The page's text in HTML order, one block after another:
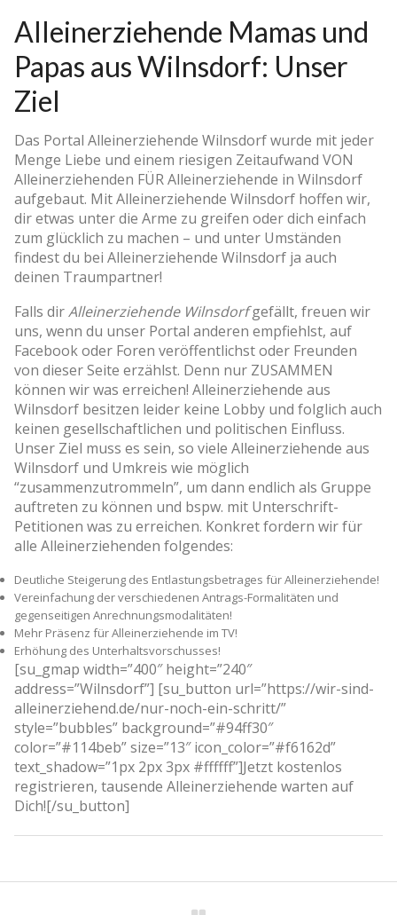
Alleinerziehende Mamas und
Papas aus Wilnsdorf: Unser
Ziel
Das Portal Alleinerziehende Wilnsdorf wurde mit jeder
Menge Liebe und einem riesigen Zeitaufwand VON
Alleinerziehenden FÜR Alleinerziehende in Wilnsdorf
aufgebaut. Mit Alleinerziehende Wilnsdorf hoffen wir,
dir etwas unter die Arme zu greifen oder dich einfach
zum glücklich zu machen – und unter Umständen
findest du bei Alleinerziehende Wilnsdorf ja auch
deinen Traumpartner!
Falls dirAlleinerziehende Wilnsdorfgefällt, freuen wir
uns, wenn du unser Portal anderen empfiehlst, auf
Facebook oder Foren veröffentlichst oder Freunden
von dieser Seite erzählst. Denn nur ZUSAMMEN
können wir was erreichen! Alleinerziehende aus
Wilnsdorf besitzen leider keine Lobby und folglich auch
keinen gesellschaftlichen und politischen Einfluss.
Unser Ziel muss es sein, so viele Alleinerziehende aus
Wilnsdorf und Umkreis wie möglich
“zusammenzutrommeln”, um dann endlich als Gruppe
auftreten zu können und bspw. mit Unterschrift-
Petitionen was zu erreichen. Konkret fordern wir für
alle Alleinerziehenden folgendes:
Deutliche Steigerung des Entlastungsbetrages für Alleinerziehende!
Vereinfachung der verschiedenen Antrags-Formalitäten und
gegenseitigen Anrechnungsmodalitäten!
Mehr Präsenz für Alleinerziehende im TV!
Erhöhung des Unterhaltsvorschusses!
[su_gmap width=”400″ height=”240″
address=”Wilnsdorf”] [su_button url=”https://wir-sind-
alleinerziehend.de/nur-noch-ein-schritt/”
style=”bubbles” background=”#94ff30″
color=”#114beb” size=”13″ icon_color=”#f6162d”
text_shadow=”1px 2px 3px #ffffff”]Jetzt kostenlos
registrieren, tausende Alleinerziehende warten auf
Dich![/su_button]